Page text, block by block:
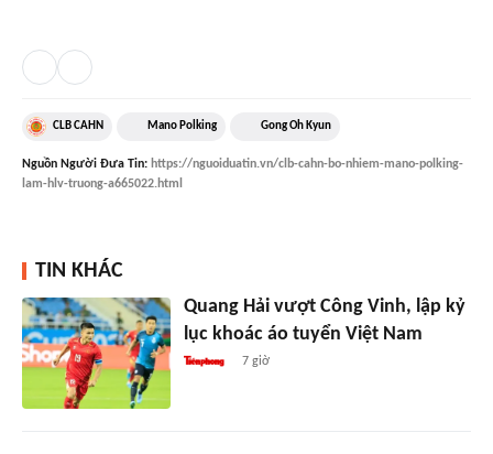
CLB CAHN Mano Polking Gong Oh Kyun
Nguồn Người Đưa Tin: https://nguoiduatin.vn/clb-cahn-bo-nhiem-mano-polking-
lam-hlv-truong-a665022.html
TIN KHÁC
Quang Hải vượt Công Vinh, lập kỷ
lục khoác áo tuyển Việt Nam
7 giờ